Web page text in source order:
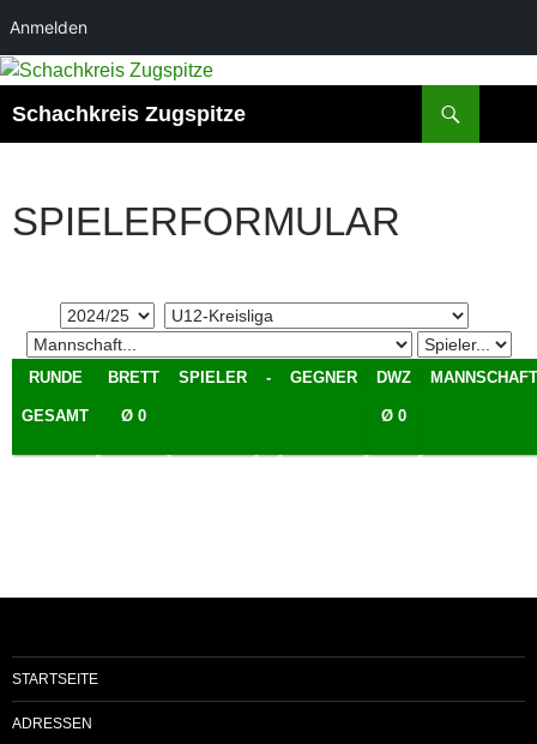
Anmelden
Zum
springen
Schachkreis Zugspitze
SPIELERFORMULAR
RUNDE BRETT SPIELER - GEGNER DWZ MANNSCHAFT
GESAMT Ø 0 Ø 0
STARTSEITE
ADRESSEN